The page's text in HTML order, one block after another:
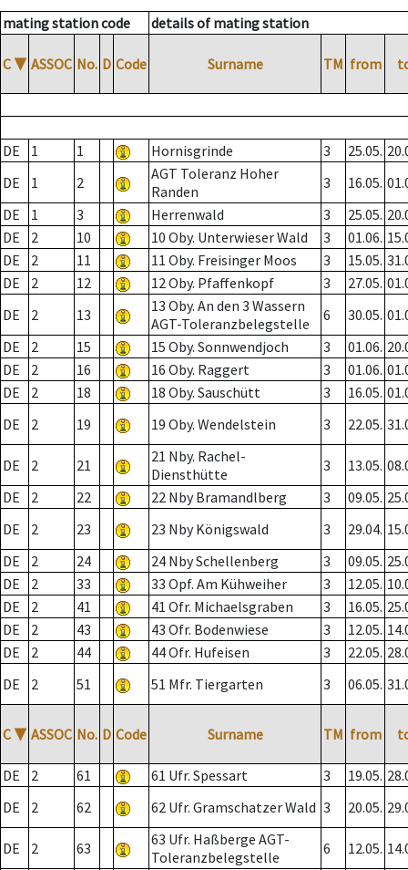
mating station code details of mating station
C ▼ ASSOC No. D Code Surname TM from
DE 1 1 Hornisgrinde 3 25.05.
DE
1 2
AGT Toleranz Hoher
Randen
3 16.05.
DE
1 3 Herrenwald 3 25.05.
DE
2 10 10 Oby. Unterwieser Wald 3 01.06.
DE
2 11 11 Oby. Freisinger Moos 3 15.05.
DE
2 12 12 Oby. Pfaffenkopf 3 27.05.
DE
2 13
13 Oby. An den 3 Wassern
AGT-Toleranzbelegstelle
6 30.05.
DE
2 15 15 Oby. Sonnwendjoch 3 01.06.
DE
2 16 16 Oby. Raggert 3 01.06.
DE
2 18 18 Oby. Sauschütt 3 16.05.
DE
2 19 19 Oby. Wendelstein 3 22.05.
DE 2 21
21 Nby. Rachel-
Diensthütte
3 13.05.
DE
2 22 22 Nby Bramandlberg 3 09.05.
DE
2 23 23 Nby Königswald 3 29.04.
DE
2 24 24 Nby Schellenberg 3 09.05.
DE
2 33 33 Opf. Am Kühweiher 3 12.05.
DE
2 41 41 Ofr. Michaelsgraben 3 16.05.
DE
2 43 43 Ofr. Bodenwiese 3 12.05.
DE
2 44 44 Ofr. Hufeisen 3 22.05.
DE
2 51 51 Mfr. Tiergarten 3 06.05.
C ▼ ASSOC No. D Code Surname TM from
DE 2 61 61 Ufr. Spessart 3 19.05.
DE
2 62 62 Ufr. Gramschatzer Wald 3 20.05.
DE 2 63
63 Ufr. Haßberge AGT-
Toleranzbelegstelle
6 12.05.